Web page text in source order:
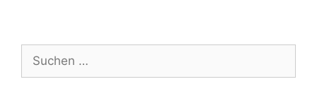
Suche
nach: